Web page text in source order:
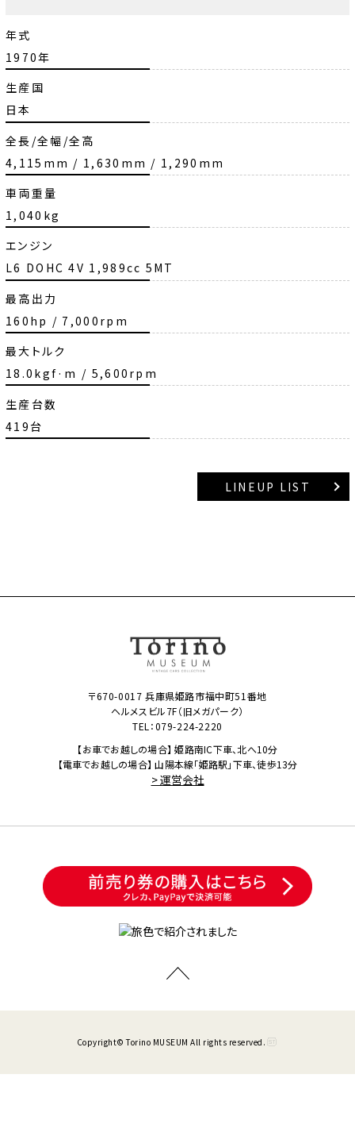
年式
1970年
生産国
日本
全長/全幅/全高
4,115mm / 1,630mm / 1,290mm
車両重量
1,040kg
エンジン
L6 DOHC 4V 1,989cc 5MT
最高出力
160hp / 7,000rpm
最大トルク
18.0kgf·m / 5,600rpm
生産台数
419台
LINEUP LIST
〒670-0017 兵庫県姫路市福中町51番地
ヘルメスビル7F（旧メガパーク）
TEL：079-224-2220
【お車でお越しの場合】 姫路南IC下車、北へ10分
【電車でお越しの場合】 山陽本線「姫路駅」下車、徒歩13分
> 運営会社
Copyright© Torino MUSEUM All rights reserved.